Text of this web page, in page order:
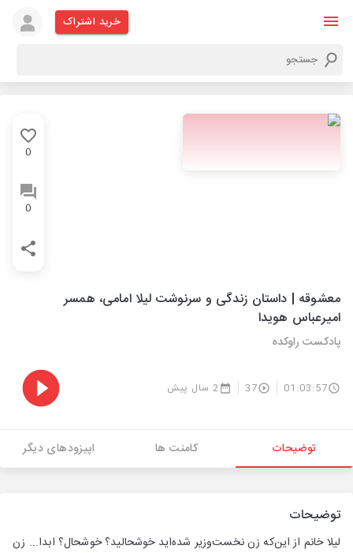
خرید اشتراک
0
0
معشوقه | داستان زندگی و سرنوشت لیلا امامی، همسر
امیرعباس هویدا
پادکست راوکده
01:03:57
37 2 سال پیش
توضیحات کامنت ها اپیزودهای دیگر
توضیحات
لیلا خانم از این‌که زن نخست‌وزیر شده‌اید خوشحالید؟ خوشحال؟ ابدا... زن